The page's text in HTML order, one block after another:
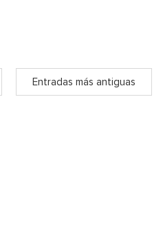
Entradas más antiguas